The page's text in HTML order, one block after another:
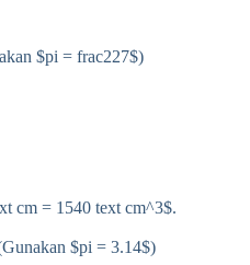
$pi = frac227$)
cm = 1540 text cm^3$.
$pi = 3.14$)